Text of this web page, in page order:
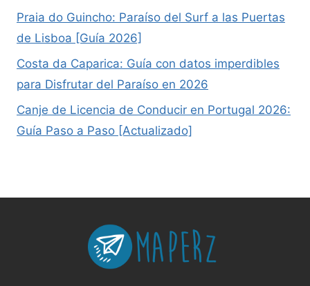
Praia do Guincho: Paraíso del Surf a las Puertas
de Lisboa [Guía 2026]
Costa da Caparica: Guía con datos imperdibles
para Disfrutar del Paraíso en 2026
Canje de Licencia de Conducir en Portugal 2026:
Guía Paso a Paso [Actualizado]